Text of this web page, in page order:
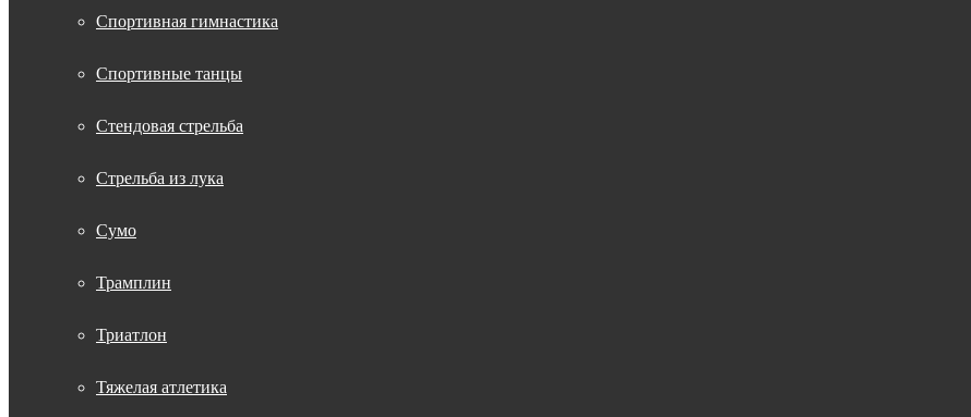
Спортивная гимнастика
Спортивные танцы
Стендовая стрельба
Стрельба из лука
Сумо
Трамплин
Триатлон
Тяжелая атлетика